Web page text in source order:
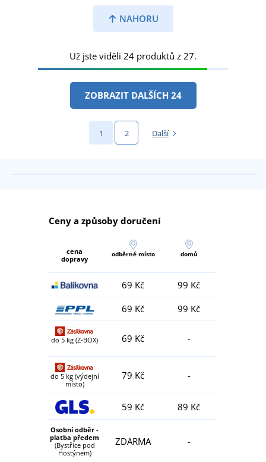
NAHORU
Už jste viděli 24 produktů z 27.
ZOBRAZIT DALŠÍCH 24
1 2 Další
Ceny a způsoby doručení
cena
dopravy
odběrné místo domů
69 Kč
99 Kč
69 Kč
99 Kč
do 5 kg (Z-BOX) 69 Kč -
do 5 kg (výdejní
místo)
79 Kč -
59 Kč 89 Kč
Osobní odběr -
platba předem
(Bystřice pod
Hostýnem)
ZDARMA -